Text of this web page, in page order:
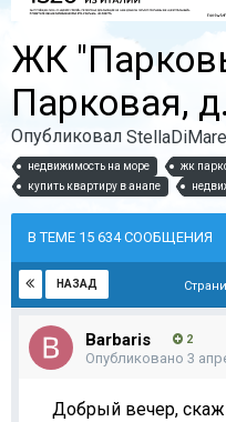
ЖК
Парковая,
Опубликовал StellaDiMare
недвижимость на море жк
купить квартиру в анапе
В ТЕМЕ 15 634 СООБЩЕНИЯ
НАЗАД
Barbaris 2
Опубликовано 3
Добрый вечер,